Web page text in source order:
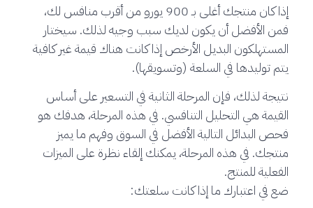
إذا كان منتجك أغلى بـ 900 يورو من أقرب منافس لك،
فمن الأفضل أن يكون لديك سبب وجيه لذلك. سيختار
المستهلكون البديل الأرخص إذا كانت هناك قيمة غير كافية
يتم توليدها في السلعة (وتسويقها).
نتيجة لذلك، فإن المرحلة الثانية في التسعير على أساس
القيمة هي التحليل التنافسي. في هذه المرحلة، هدفك هو
فحص البدائل التالية الأفضل في السوق وفهم ما يميز
منتجك. في هذه المرحلة، يمكنك إلقاء نظرة على الميزات
الفعلية للمنتج.
ضع في اعتبارك ما إذا كانت سلعتك: